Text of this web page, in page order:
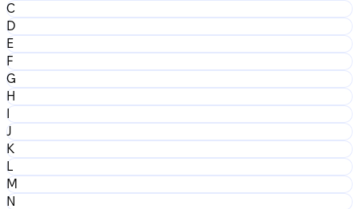
C
D
E
F
G
H
I
J
K
L
M
N